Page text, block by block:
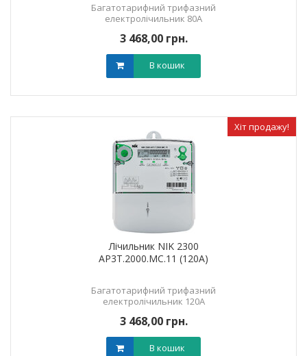
Багатотарифний трифазний
електролічильник 80А
3 468,00 грн.
В кошик
Хіт продажу!
Лічильник NIK 2300
AP3Т.2000.МC.11 (120А)
Багатотарифний трифазний
електролічильник 120А
3 468,00 грн.
В кошик